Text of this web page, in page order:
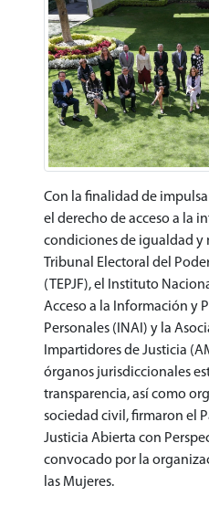
Con la finalidad de
el derecho de acceso a la
condiciones de igualdad y
Tribunal Electoral del
(TEPJF), el Instituto
Acceso a la Información y
Personales (INAI) y la
Impartidores de Justicia
órganos jurisdiccionales
transparencia, así como
sociedad civil, firmaron el
Justicia Abierta con
convocado por la
las Mujeres.